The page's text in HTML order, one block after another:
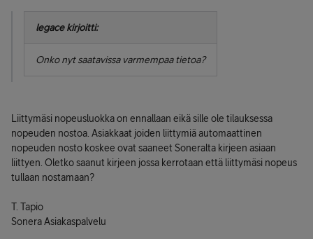
legace kirjoitti:
Onko nyt saatavissa varmempaa tietoa?
Liittymäsi nopeusluokka on ennallaan eikä sille ole tilauksessa
nopeuden nostoa. Asiakkaat joiden liittymiä automaattinen
nopeuden nosto koskee ovat saaneet Soneralta kirjeen asiaan
liittyen. Oletko saanut kirjeen jossa kerrotaan että liittymäsi nopeus
tullaan nostamaan?
T. Tapio
Sonera Asiakaspalvelu